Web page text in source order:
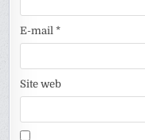
E-mail*
Site web